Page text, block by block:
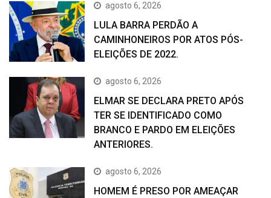
agosto 6, 2026
LULA BARRA PERDÃO A
CAMINHONEIROS POR ATOS PÓS-
ELEIÇÕES DE 2022.
agosto 6, 2026
ELMAR SE DECLARA PRETO APÓS
TER SE IDENTIFICADO COMO
BRANCO E PARDO EM ELEIÇÕES
ANTERIORES.
agosto 6, 2026
HOMEM É PRESO POR AMEAÇAR